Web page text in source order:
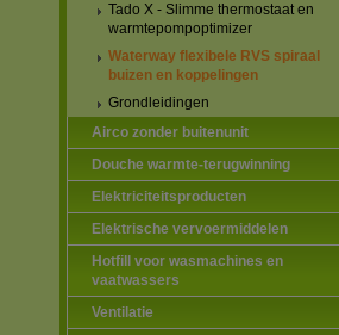
Tado X - Slimme thermostaat en
warmtepompoptimizer
Waterway flexibele RVS spiraal
buizen en koppelingen
Grondleidingen
Airco zonder buitenunit
Douche warmte-terugwinning
Elektriciteitsproducten
Elektrische vervoermiddelen
Hotfill voor wasmachines en
vaatwassers
Ventilatie